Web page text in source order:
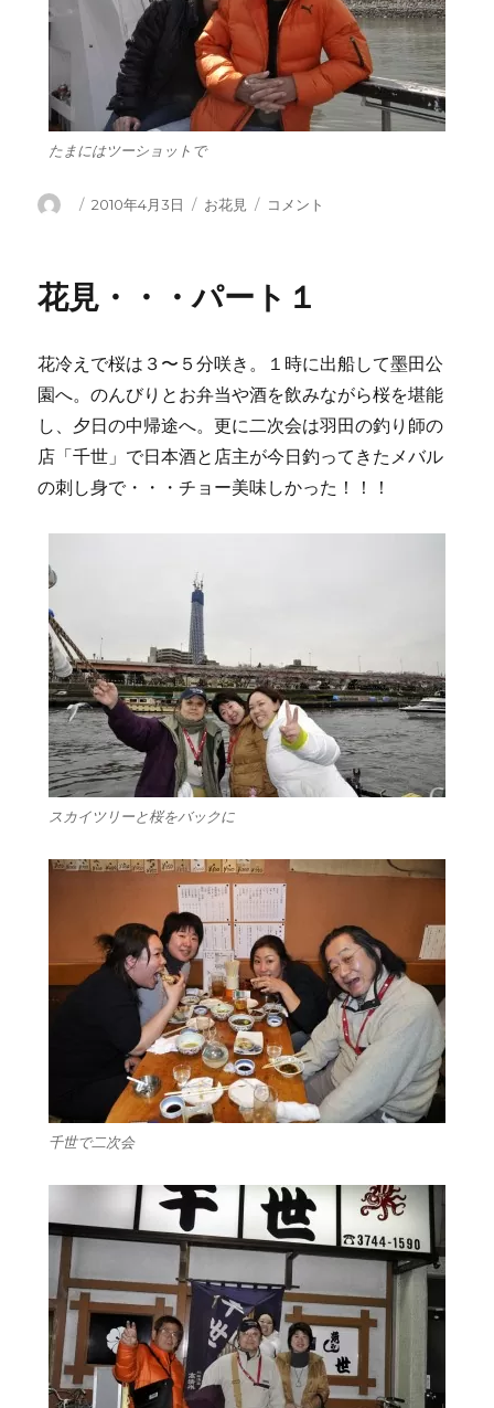
たまにはツーショットで
投 投
2010年4月3日
カ
ー
お花見
花
ト
２
コメント
花見・・・パート１
花冷えで桜は３〜５分咲き。１時に出船して墨田公
園へ。のんびりとお弁当や酒を飲みながら桜を堪能
し、夕日の中帰途へ。更に二次会は羽田の釣り師の
店「千世」で日本酒と店主が今日釣ってきたメバル
の刺し身で・・・チョー美味しかった！！！
スカイツリーと桜をバックに
千世で二次会